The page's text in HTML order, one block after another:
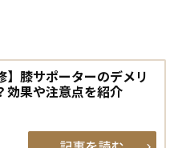
】膝サポーターのデメリ
効果や注意点を紹介